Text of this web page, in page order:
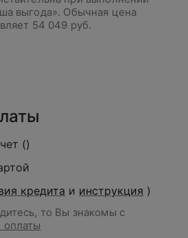
выгода». Обычная цена
54 049 руб.
()
кредита и инструкция )
то Вы знакомы с
оплаты